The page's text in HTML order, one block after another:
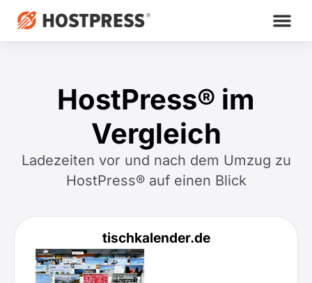
HostPress® im
Vergleich
Ladezeiten vor und nach dem Umzug zu
HostPress® auf einen Blick
tischkalender.de